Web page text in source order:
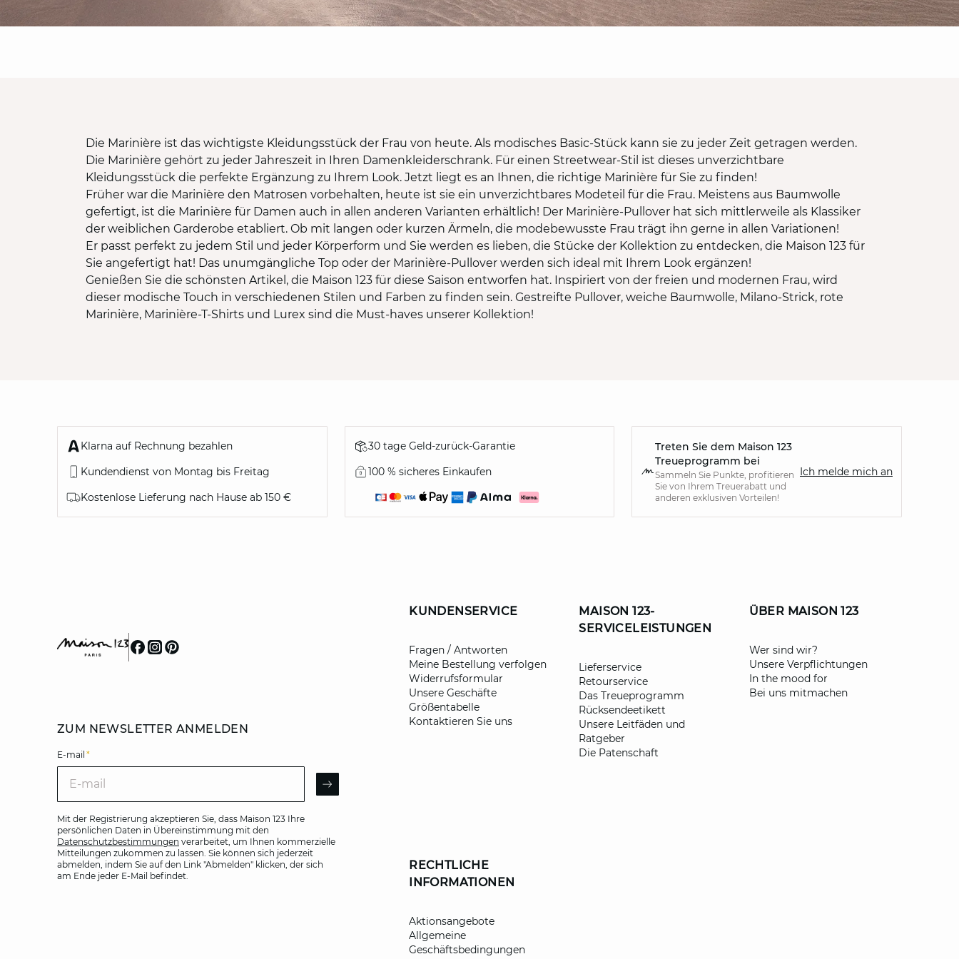
Die Marinière ist das wichtigste Kleidungsstück der Frau von heute. Als modisches Basic-Stück kann sie zu jeder Zeit getragen werden.
Die Marinière gehört zu jeder Jahreszeit in Ihren Damenkleiderschrank. Für einen Streetwear-Stil ist dieses unverzichtbare
Kleidungsstück die perfekte Ergänzung zu Ihrem Look. Jetzt liegt es an Ihnen, die richtige Marinière für Sie zu finden!
Früher war die Marinière den Matrosen vorbehalten, heute ist sie ein unverzichtbares Modeteil für die Frau. Meistens aus Baumwolle
gefertigt, ist die Marinière für Damen auch in allen anderen Varianten erhältlich! Der Marinière-Pullover hat sich mittlerweile als Klassiker
der weiblichen Garderobe etabliert. Ob mit langen oder kurzen Ärmeln, die modebewusste Frau trägt ihn gerne in allen Variationen!
Er passt perfekt zu jedem Stil und jeder Körperform und Sie werden es lieben, die Stücke der Kollektion zu entdecken, die Maison 123 für
Sie angefertigt hat! Das unumgängliche Top oder der Marinière-Pullover werden sich ideal mit Ihrem Look ergänzen!
Genießen Sie die schönsten Artikel, die Maison 123 für diese Saison entworfen hat. Inspiriert von der freien und modernen Frau, wird
dieser modische Touch in verschiedenen Stilen und Farben zu finden sein. Gestreifte Pullover, weiche Baumwolle, Milano-Strick, rote
Marinière, Marinière-T-Shirts und Lurex sind die Must-haves unserer Kollektion!
Klarna auf Rechnung bezahlen
Kundendienst von Montag bis Freitag
Kostenlose Lieferung nach Hause ab 150 €
30 tage Geld-zurück-Garantie
100 % sicheres Einkaufen
Treten Sie dem Maison 123
Treueprogramm bei
Sammeln Sie Punkte, profitieren
Sie von Ihrem Treuerabatt und
anderen exklusiven Vorteilen!
Ich melde mich an
ZUM NEWSLETTER ANMELDEN
E-mail *
ARROW
Mit der Registrierung akzeptieren Sie, dass Maison 123 Ihre
persönlichen Daten in Übereinstimmung mit den
Datenschutzbestimmungen verarbeitet, um Ihnen kommerzielle
Mitteilungen zukommen zu lassen. Sie können sich jederzeit
abmelden, indem Sie auf den Link "Abmelden" klicken, der sich
am Ende jeder E-Mail befindet.
KUNDENSERVICE
Fragen / Antworten
Meine Bestellung verfolgen
Widerrufsformular
Unsere Geschäfte
Größentabelle
Kontaktieren Sie uns
RECHTLICHE
INFORMATIONEN
Aktionsangebote
Allgemeine
Geschäftsbedingungen
MAISON 123-
SERVICELEISTUNGEN
Lieferservice
Retourservice
Das Treueprogramm
Rücksendeetikett
Unsere Leitfäden und
Ratgeber
Die Patenschaft
ÜBER MAISON 123
​Wer sind wir?
Unsere Verpflichtungen
In the mood for
Bei uns mitmachen